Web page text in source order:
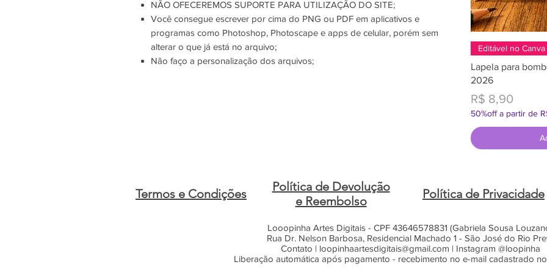
NÃO OFECEREMOS SUPORTE PARA UTILIZAÇÃO DO SITE;
Você consegue escrever por cima do PNG ou PDF em aplicativos e
programas como Photoshop, Photoscape e apps de celular, porém sem
alterar o que já está no arquivo;
Não faço a personalização dos arquivos;
Editável no Canva
Lapela para
2026
Preço
R$ 8,90
50%off a partir de
Termos e Condições
Política de Devolução
e Reembolso
Política de Privacidade
Looopinha Artes Digitais - CPF 43646578831 (Gabriela Sousa
Rua Dr. Nelson Barbosa, Residencial Machado 1 - São José do Rio
Contato | loopinhaartesdigitais@gmail.com | Instagram @loopinha
Liberação automática após pagamento - recebimento no e-mail cadastrado